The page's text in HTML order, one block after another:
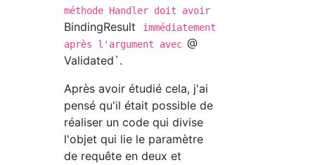
méthode Handler doit avoir
BindingResult
immédiatement
après l'argument avec @
Validated`.
Après avoir étudié cela, j'ai
pensé qu'il était possible de
réaliser un code qui divise
l'objet qui lie le paramètre
de requête en deux et